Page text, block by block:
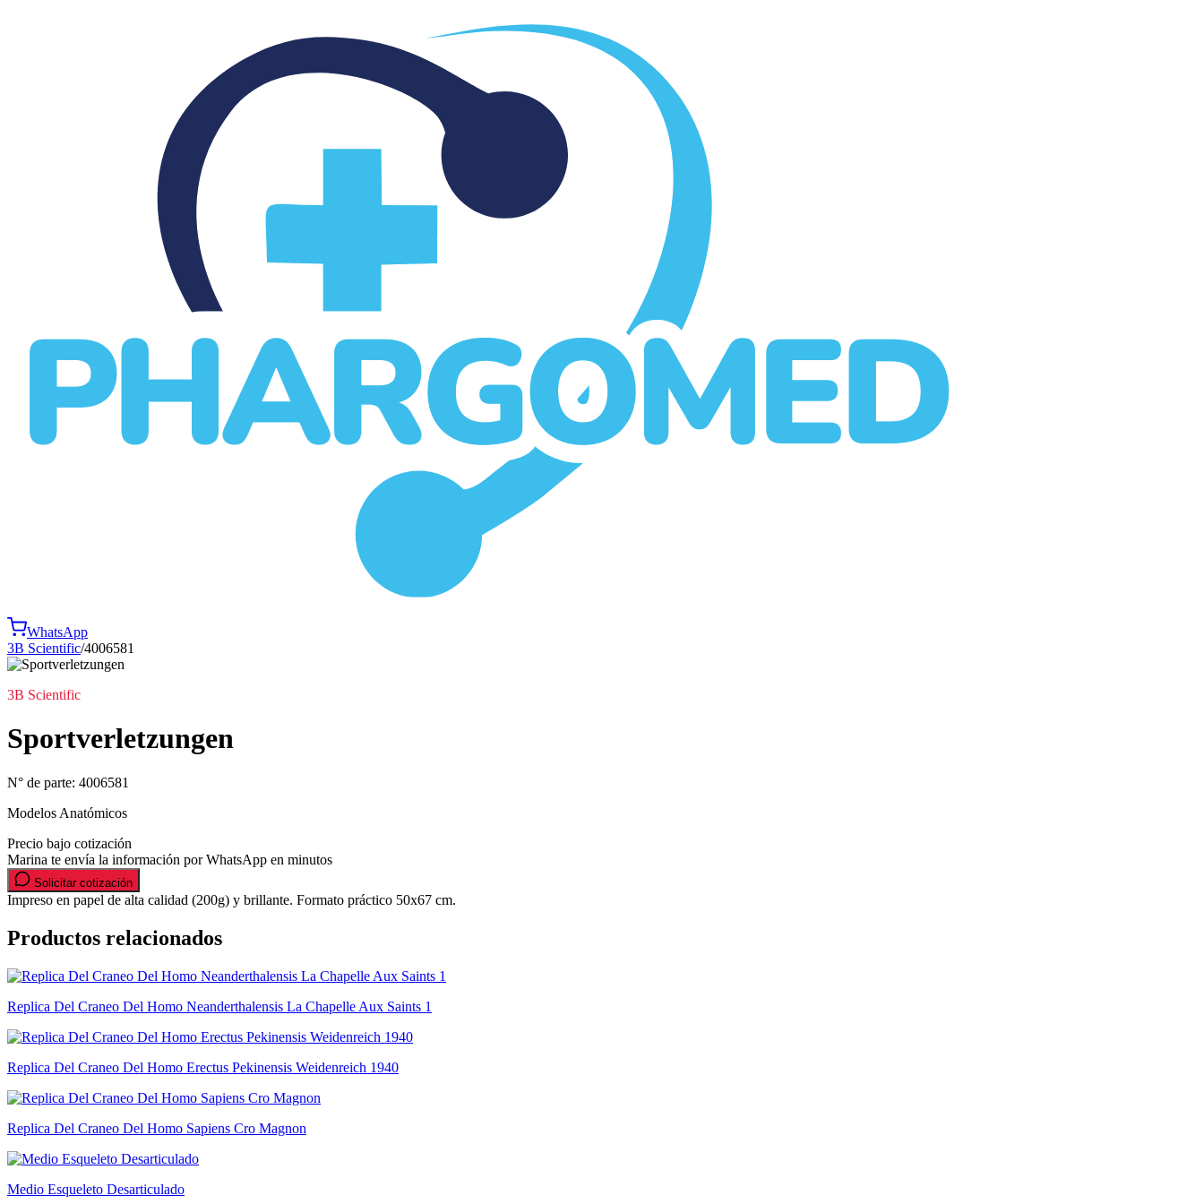
WhatsApp
3B Scientific/4006581
3B Scientific
Sportverletzungen
N° de parte: 4006581
Modelos Anatómicos
Precio bajo cotización
Marina te envía la información por WhatsApp en minutos
Solicitar cotización
Impreso en papel de alta calidad (200g) y brillante. Formato práctico 50x67 cm.
Productos relacionados
Replica Del Craneo Del Homo Neanderthalensis La Chapelle Aux Saints 1
Replica Del Craneo Del Homo Erectus Pekinensis Weidenreich 1940
Replica Del Craneo Del Homo Sapiens Cro Magnon
Medio Esqueleto Desarticulado